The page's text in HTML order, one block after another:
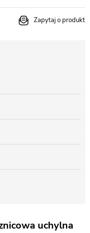
Zapytaj o produkt
uchylna